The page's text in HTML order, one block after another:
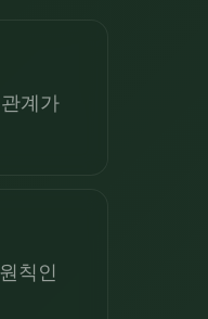
계가
칙인